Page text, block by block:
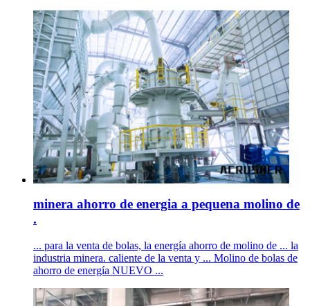
minera ahorro de energia a pequena molino de
.
... para la venta de bolas, la energía ahorro de molino de ... la
industria minera. caliente de la venta y ... Molino de bolas de
ahorro de energía NUEVO ...